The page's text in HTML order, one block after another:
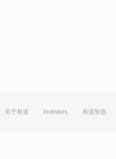
关于有道 Investors 有道智选